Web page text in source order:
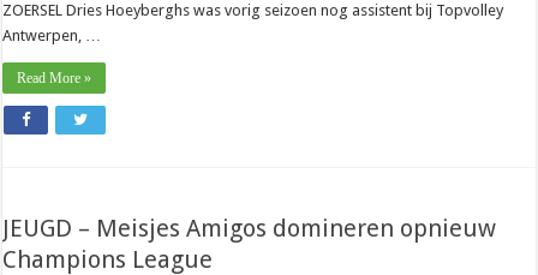
ZOERSEL Dries Hoeyberghs was vorig seizoen nog assistent bij Topvolley
Antwerpen, …
Read More »
JEUGD – Meisjes Amigos domineren opnieuw
Champions League